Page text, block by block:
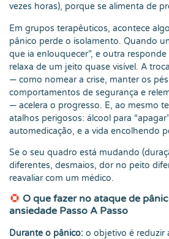
vezes horas), porque se alimenta de
Em grupos terapêuticos, acontece
pânico perde o isolamento. Quando
que ia enlouquecer”, e outra responde
relaxa de um jeito quase visível. A
— como nomear a crise, manter os
comportamentos de segurança e
— acelera o progresso. E, ao mesmo
atalhos perigosos: álcool para
automedicação, e a vida encolhendo
Se o seu quadro está mudando
diferentes, desmaios, dor no peito
reavaliar com um médico.
O que fazer no ataque de
ansiedade Passo A Passo
Durante o pânico: o objetivo é reduzir